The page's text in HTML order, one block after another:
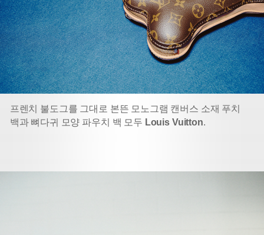
프렌치 불도그를 그대로 본뜬 모노그램 캔버스 소재 푸치
백과 뼈다귀 모양 파우치 백 모두 Louis Vuitton.